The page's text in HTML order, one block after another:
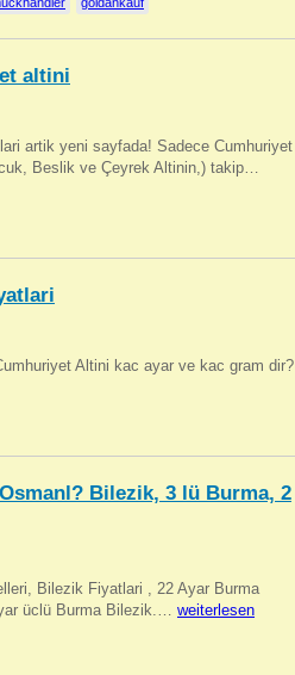
altini
artik yeni sayfada! Sadece Cumhuriyet
Beslik ve Çeyrek Altinin,) takip…
Altini kac ayar ve kac gram dir?
Bilezik, 3 lü Burma, 2
Bilezik Fiyatlari , 22 Ayar Burma
üclü Burma Bilezik.… weiterlesen